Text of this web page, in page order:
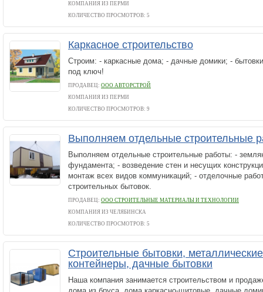
КОМПАНИЯ ИЗ ПЕРМИ
КОЛИЧЕСТВО ПРОСМОТРОВ: 5
Каркасное строительство
Строим: - каркасные дома; - дачные домики; -
под ключ!
ПРОДАВЕЦ: ООО АВТОРСТРОЙ
КОМПАНИЯ ИЗ ПЕРМИ
КОЛИЧЕСТВО ПРОСМОТРОВ: 9
Выполняем отдельные строительные
Выполняем отдельные строительные работы: -
фундамента; - возведение стен и несущих
монтаж всех видов коммуникаций; - отделочные
строительных бытовок.
ПРОДАВЕЦ: ООО СТРОИТЕЛЬНЫЕ МАТЕРИАЛЫ И ТЕХНОЛОГИИ
КОМПАНИЯ ИЗ ЧЕЛЯБИНСКА
КОЛИЧЕСТВО ПРОСМОТРОВ: 5
Строительные бытовки,
контейнеры, дачные бытовки
Наша компания занимается строительством и